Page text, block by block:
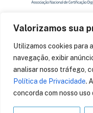
Valorizamos sua
Utilizamos cookies para
navegação, exibir
analisar nosso tráfego,
Política de Privacidade.
concorda com nosso uso
© 2014CryptoID.